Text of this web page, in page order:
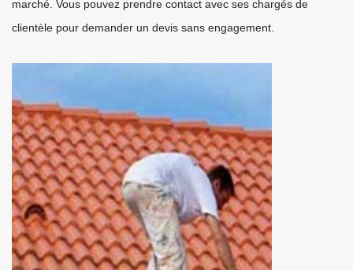
marché. Vous pouvez prendre contact avec ses chargés de
clientèle pour demander un devis sans engagement.